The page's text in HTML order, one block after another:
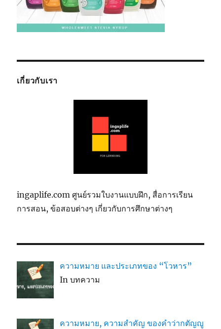
เกี่ยวกับเรา
ingaplife.com ศูนย์รวมใบงานแบบฝึก, สื่อการเรียน
การสอน, ข้อสอบต่างๆ เกี่ยวกับการศึกษาต่างๆ
ความหมาย และประเภทของ “โวหาร”
In บทความ
ความหมาย, ความสำคัญ ของคำว่ากตัญญู